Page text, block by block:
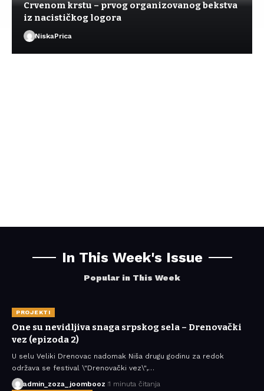
Crvenom krstu – prvog organizovanog bekstva
iz nacističkog logora
NiskaPrica
In This Week's Issue
Popular in This Week
PROJEKTI
One su nevidljiva snaga srpskog sela – Drenovački
vez (epizoda 2)
U selu Veliki Drenovac nadomak Niša drugu godinu za redok
održava se festival \"Drenovački vez\",…
admin_zoza_joombooz 1 minuta čitanja